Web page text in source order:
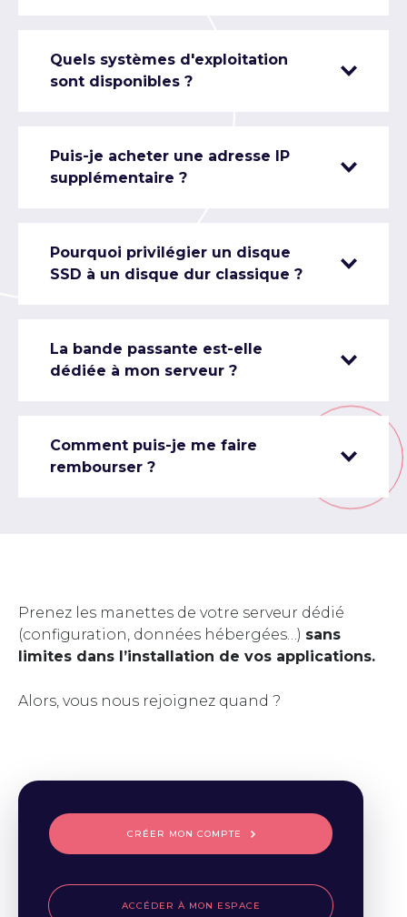
Quels systèmes d'exploitation
sont disponibles ?
Puis-je acheter une adresse IP
supplémentaire ?
Pourquoi privilégier un disque
SSD à un disque dur classique ?
La bande passante est-elle
dédiée à mon serveur ?
Comment puis-je me faire
rembourser ?
Prenez les manettes de votre serveur dédié
(configuration, données hébergées…) sans
limites dans l’installation de vos applications.
Alors, vous nous rejoignez quand ?
CRÉER MON COMPTE
ACCÉDER À MON ESPACE